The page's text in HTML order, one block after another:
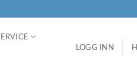
LOGG INN